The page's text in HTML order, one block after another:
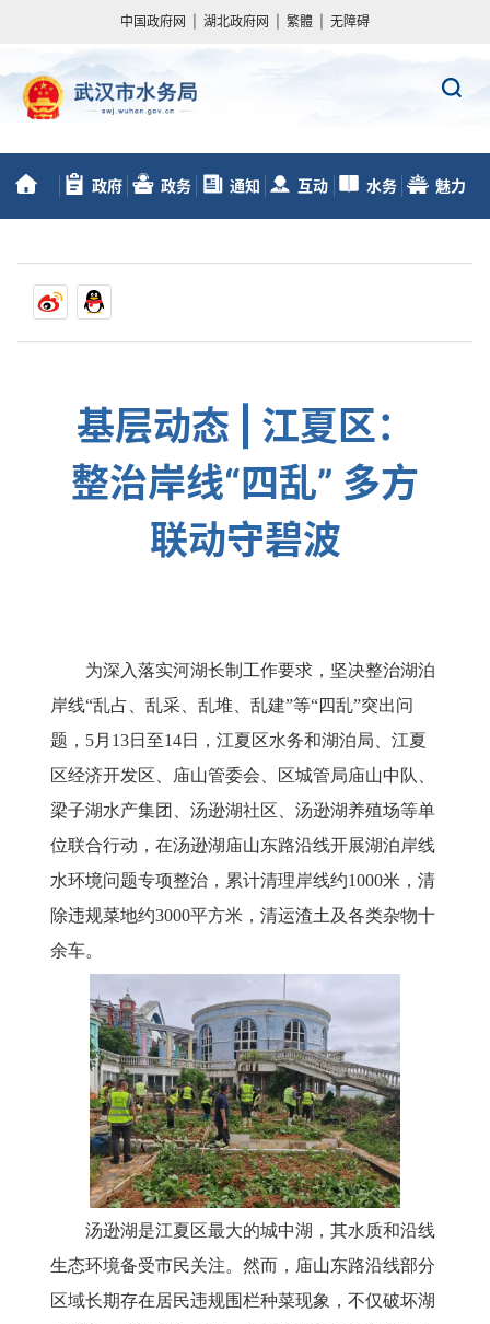
中国政府网 湖北政府网 繁體 无障碍
政府 政务 通知 互动 水务 魅力
基层动态 | 江夏区：
整治岸线“四乱” 多方
联动守碧波
为深入落实河湖长制工作要求，坚决整治湖泊
岸线“乱占、乱采、乱堆、乱建”等“四乱”突出问
题，5月13日至14日，江夏区水务和湖泊局、江夏
区经济开发区、庙山管委会、区城管局庙山中队、
梁子湖水产集团、汤逊湖社区、汤逊湖养殖场等单
位联合行动，在汤逊湖庙山东路沿线开展湖泊岸线
水环境问题专项整治，累计清理岸线约1000米，清
除违规菜地约3000平方米，清运渣土及各类杂物十
余车。
汤逊湖是江夏区最大的城中湖，其水质和沿线
生态环境备受市民关注。然而，庙山东路沿线部分
区域长期存在居民违规围栏种菜现象，不仅破坏湖